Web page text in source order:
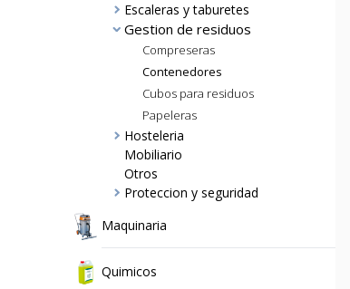
Escaleras y taburetes
Gestion de residuos
Compreseras
Contenedores
Cubos para residuos
Papeleras
Hosteleria
Mobiliario
Otros
Proteccion y seguridad
Maquinaria
Quimicos